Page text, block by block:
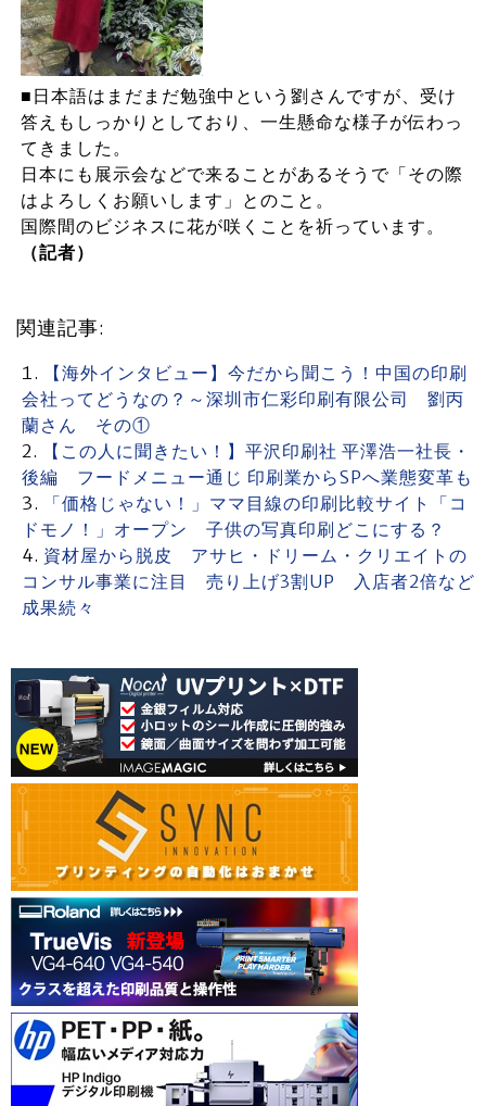
■日本語はまだまだ勉強中という劉さんですが、受け
答えもしっかりとしており、一生懸命な様子が伝わっ
てきました。
日本にも展示会などで来ることがあるそうで「その際
はよろしくお願いします」とのこと。
国際間のビジネスに花が咲くことを祈っています。
（記者）
関連記事:
【海外インタビュー】今だから聞こう！中国の印刷
会社ってどうなの？～深圳市仁彩印刷有限公司 劉丙
蘭さん その①
【この人に聞きたい！】平沢印刷社 平澤浩一社長・
後編 フードメニュー通じ 印刷業からSPへ業態変革も
「価格じゃない！」ママ目線の印刷比較サイト「コ
ドモノ！」オープン 子供の写真印刷どこにする？
資材屋から脱皮 アサヒ・ドリーム・クリエイトの
コンサル事業に注目 売り上げ3割UP 入店者2倍など
成果続々